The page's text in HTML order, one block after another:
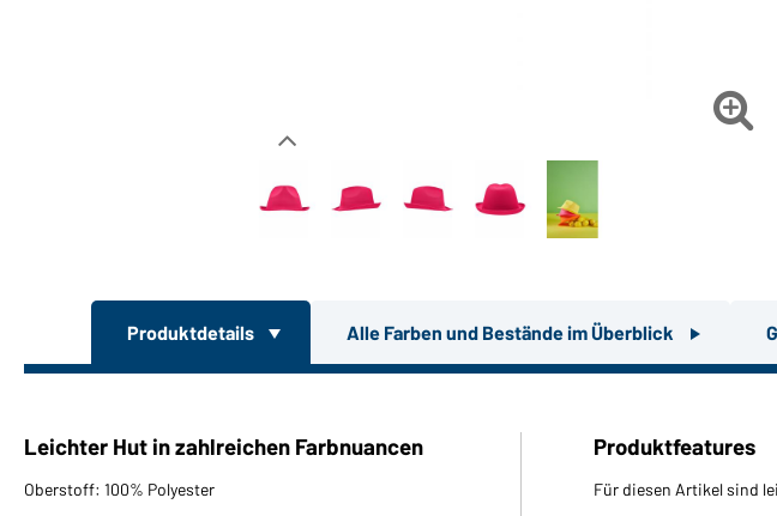

Produktdetails Alle Farben und Bestände im Überblick
Leichter Hut in zahlreichen Farbnuancen
Oberstoff: 100% Polyester
Produktfeatures
Für diesen Artikel sind